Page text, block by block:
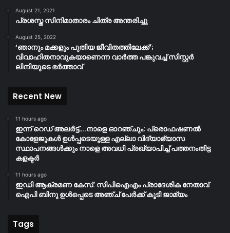
August 21, 2021
പ്രശസ്ത സിനിമാതാരം ചിത്ര അന്തരിച്ചു
August 25, 2022
‘ഞാനും മക്കളും പുതിയ ജീവിതത്തിലേക്ക്’;
വിവാഹിതനാവുകയാണെന്ന വാർത്ത പങ്കുവച്ച് സിസ്റ്റർ
ലിനിയുടെ ഭർത്താവ്
Recent New
11 hours ago
ഇന്ന് റെഡ് അലർട്ട്….നാളെ ഓറഞ്ചും; പ്രൊഫഷണൽ
കോളേജുകൾ ഉൾപ്പടെയുള്ള എല്ലാ വിദ്യാഭ്യാസ
സ്ഥാപനങ്ങൾക്കും നാളെ അവധി പ്രഖ്യാപിച്ച് പത്തനംതിട്ട
കളക്ടർ
11 hours ago
ഇഡി ആക്രമണ കേസ്: സിപിഐഎം പ്രാദേശിക നേതാവ്
ഐപി ബിനു ഉൾപ്പെടെ അഞ്ച് പേർക്ക് കൂടി ജാമ്യം
Tags